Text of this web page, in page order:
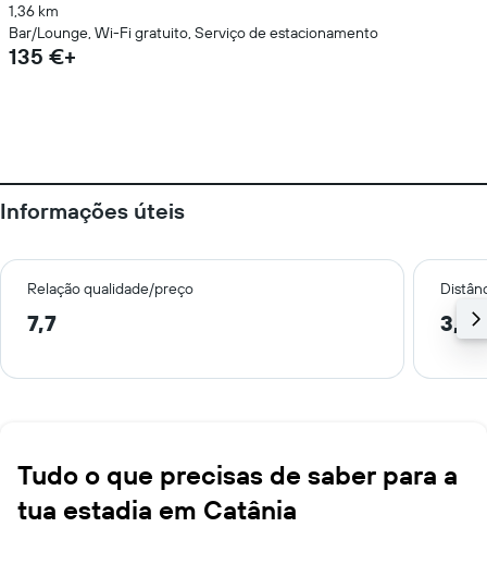
1,36 km
Bar/Lounge, Wi-Fi gratuito, Serviço de estacionamento
135 €+
Informações úteis
Relação qualidade/preço
7,7 3,3
Tudo o que precisas de saber para a
tua estadia em Catânia